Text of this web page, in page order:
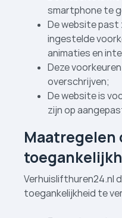
smartphone te
De website past
ingestelde
animaties en
Deze
overschrijven;
De website is
zijn op
Maatregelen
Verhuislifthuren24.nl
toegankelijkheid te